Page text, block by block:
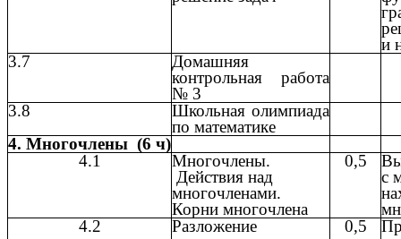
и
3.7
Домашняя
контрольная работа
№ 3
3.8
Школьная олимпиада
по математике
4. Многочлены (6 ч)
4.1
Многочлены.
Действия над
многочленами.
Корни многочлена
0,5
с
4.2
Разложение
0,5